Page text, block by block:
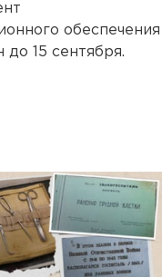
обеспечения
15 сентября.